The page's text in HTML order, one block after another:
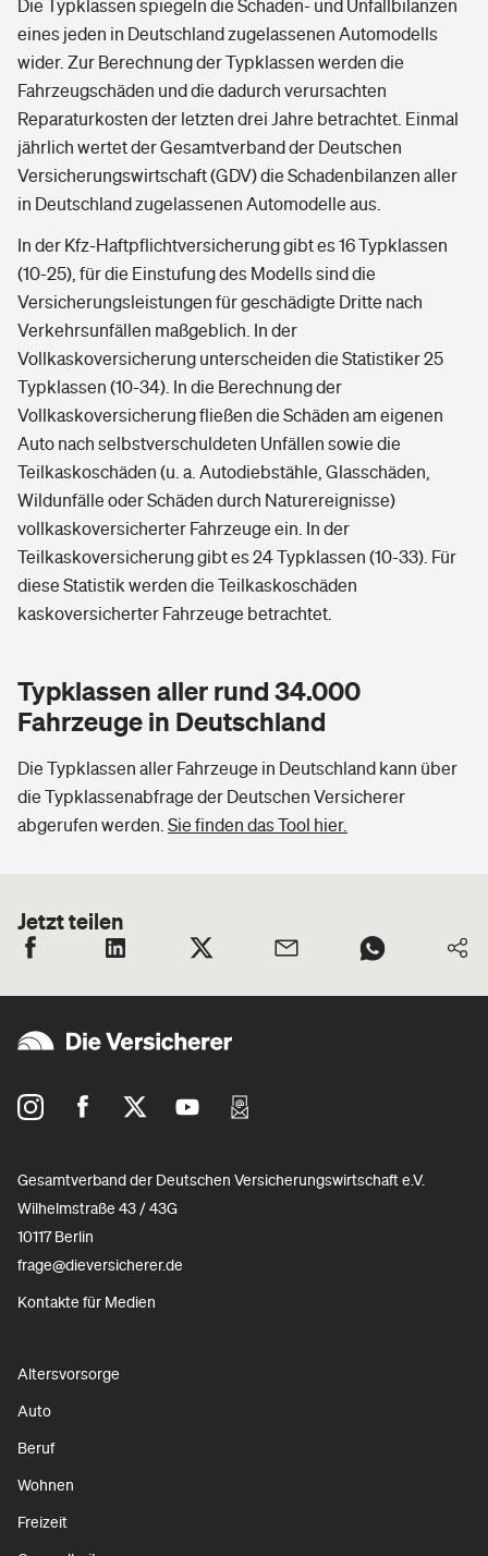
Die Typklassen spiegeln die Schaden- und Unfallbilanzen
eines jeden in Deutschland zugelassenen Automodells
wider. Zur Berechnung der Typklassen werden die
Fahrzeugschäden und die dadurch verursachten
Reparaturkosten der letzten drei Jahre betrachtet. Einmal
jährlich wertet der Gesamtverband der Deutschen
Versicherungswirtschaft (GDV) die Schadenbilanzen aller
in Deutschland zugelassenen Automodelle aus.
In der Kfz-Haftpflichtversicherung gibt es 16 Typklassen
(10-25), für die Einstufung des Modells sind die
Versicherungsleistungen für geschädigte Dritte nach
Verkehrsunfällen maßgeblich. In der
Vollkaskoversicherung unterscheiden die Statistiker 25
Typklassen (10-34). In die Berechnung der
Vollkaskoversicherung fließen die Schäden am eigenen
Auto nach selbstverschuldeten Unfällen sowie die
Teilkaskoschäden (u. a. Autodiebstähle, Glasschäden,
Wildunfälle oder Schäden durch Naturereignisse)
vollkaskoversicherter Fahrzeuge ein. In der
Teilkaskoversicherung gibt es 24 Typklassen (10-33). Für
diese Statistik werden die Teilkaskoschäden
kaskoversicherter Fahrzeuge betrachtet.
Typklassen aller rund 34.000
Fahrzeuge in Deutschland
Die Typklassen aller Fahrzeuge in Deutschland kann über
die Typklassenabfrage der Deutschen Versicherer
abgerufen werden. Sie finden das Tool hier.
Jetzt teilen
Gesamtverband der Deutschen Versicherungswirtschaft e.V.
Wilhelmstraße 43 / 43G
10117 Berlin
frage@dieversicherer.de
Kontakte für Medien
Altersvorsorge
Auto
Beruf
Wohnen
Freizeit